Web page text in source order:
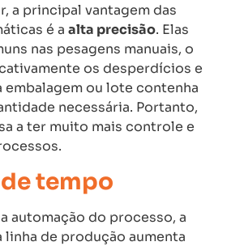
a principal vantagem das
é a alta precisão. Elas
nas pesagens manuais, o
os desperdícios e
embalagem ou lote contenha
necessária. Portanto,
a ter muito mais controle e
tempo
automação do processo, a
de produção aumenta